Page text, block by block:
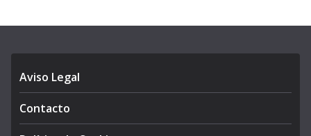
Aviso Legal
Contacto